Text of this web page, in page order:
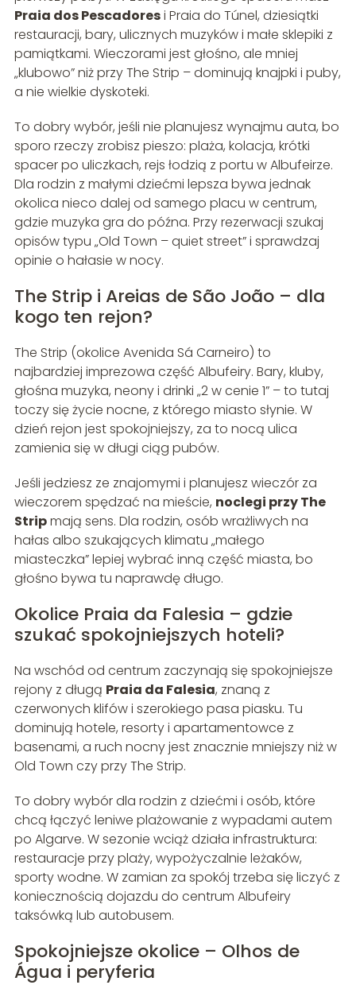
Praia dos Pescadoresi Praia do Túnel, dziesiątki
restauracji, bary, ulicznych muzyków i małe sklepiki z
pamiątkami. Wieczorami jest głośno, ale mniej
„klubowo” niż przy The Strip – dominują knajpki i puby,
a nie wielkie dyskoteki.
To dobry wybór, jeśli nie planujesz wynajmu auta, bo
sporo rzeczy zrobisz pieszo: plaża, kolacja, krótki
spacer po uliczkach, rejs łodzią z portu w Albufeirze.
Dla rodzin z małymi dziećmi lepsza bywa jednak
okolica nieco dalej od samego placu w centrum,
gdzie muzyka gra do późna. Przy rezerwacji szukaj
opisów typu „Old Town – quiet street” i sprawdzaj
opinie o hałasie w nocy.
The Strip i Areias de São João – dla
kogo ten rejon?
The Strip (okolice Avenida Sá Carneiro) to
najbardziej imprezowa część Albufeiry. Bary, kluby,
głośna muzyka, neony i drinki „2 w cenie 1” – to tutaj
toczy się życie nocne, z którego miasto słynie. W
dzień rejon jest spokojniejszy, za to nocą ulica
zamienia się w długi ciąg pubów.
Jeśli jedziesz ze znajomymi i planujesz wieczór za
wieczorem spędzać na mieście, noclegi przy The
Stripmają sens. Dla rodzin, osób wrażliwych na
hałas albo szukających klimatu „małego
miasteczka” lepiej wybrać inną część miasta, bo
głośno bywa tu naprawdę długo.
Okolice Praia da Falesia – gdzie
szukać spokojniejszych hoteli?
Na wschód od centrum zaczynają się spokojniejsze
rejony z długą Praia da Falesia, znaną z
czerwonych klifów i szerokiego pasa piasku. Tu
dominują hotele, resorty i apartamentowce z
basenami, a ruch nocny jest znacznie mniejszy niż w
Old Town czy przy The Strip.
To dobry wybór dla rodzin z dziećmi i osób, które
chcą łączyć leniwe plażowanie z wypadami autem
po Algarve. W sezonie wciąż działa infrastruktura:
restauracje przy plaży, wypożyczalnie leżaków,
sporty wodne. W zamian za spokój trzeba się liczyć z
koniecznością dojazdu do centrum Albufeiry
taksówką lub autobusem.
Spokojniejsze okolice – Olhos de
Água i peryferia